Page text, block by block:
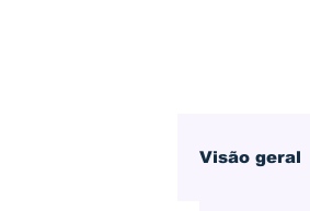
Visão geral